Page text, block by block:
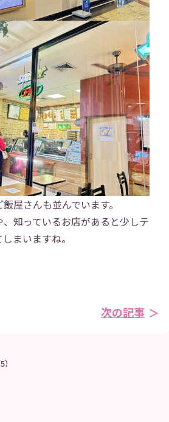
社員紹介
役員インタビュー
福利厚生
勉強会
社員寮
社員Vlog
X
屋さんも並んでいます。
知っているお店があると少しテ
まいますね。
次の記事